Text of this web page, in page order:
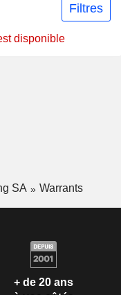
Filtres
disponible
SA
Warrants
+ de 20 ans